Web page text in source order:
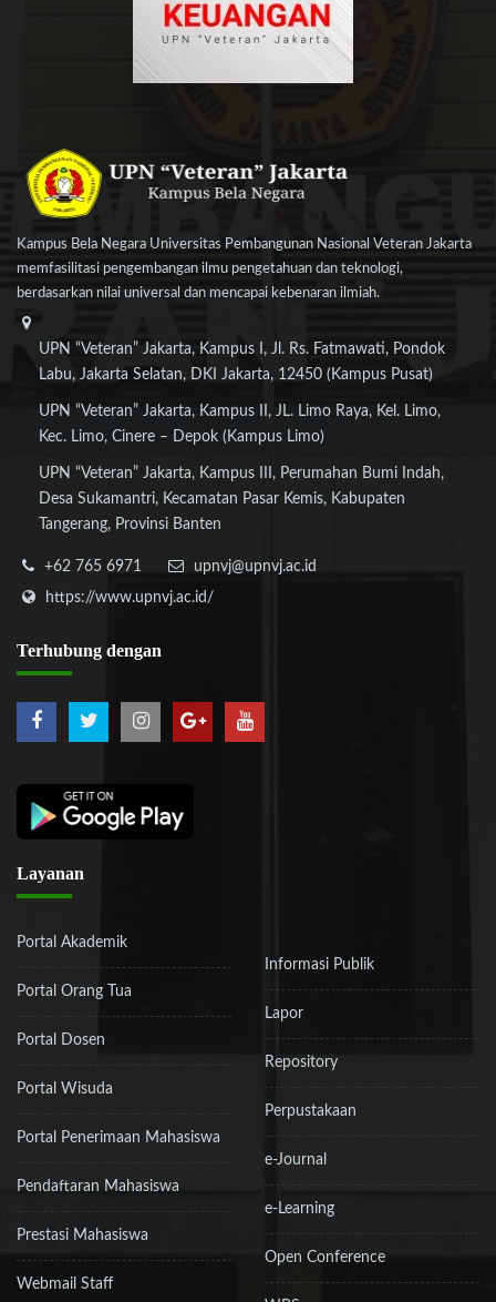
Kampus Bela Negara Universitas Pembangunan Nasional Veteran Jakarta
memfasilitasi pengembangan ilmu pengetahuan dan teknologi,
berdasarkan nilai universal dan mencapai kebenaran ilmiah.
UPN “Veteran” Jakarta, Kampus I, Jl. Rs. Fatmawati, Pondok
Labu, Jakarta Selatan, DKI Jakarta, 12450 (Kampus Pusat)
UPN “Veteran” Jakarta, Kampus II, JL. Limo Raya, Kel. Limo,
Kec. Limo, Cinere – Depok (Kampus Limo)
UPN “Veteran” Jakarta, Kampus III, Perumahan Bumi Indah,
Desa Sukamantri, Kecamatan Pasar Kemis, Kabupaten
Tangerang, Provinsi Banten
+62 765 6971
upnvj@upnvj.ac.id
https://www.upnvj.ac.id/
Terhubung dengan
Layanan
Portal Akademik
Portal Orang Tua
Portal Dosen
Portal Wisuda
Portal Penerimaan Mahasiswa
Pendaftaran Mahasiswa
Prestasi Mahasiswa
Webmail Staff
Informasi Publik
Lapor
Repository
Perpustakaan
e-Journal
e-Learning
Open Conference